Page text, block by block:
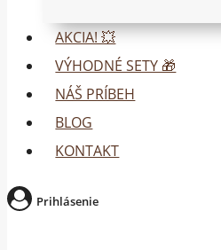
AKCIA! 💥
VÝHODNÉ SETY 🎁
NÁŠ PRÍBEH
BLOG
KONTAKT
Prihlásenie